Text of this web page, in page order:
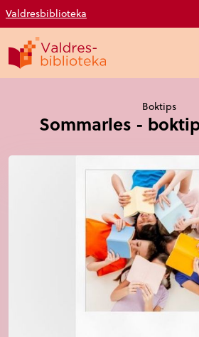
Valdresbiblioteka
Boktips
Sommarles -